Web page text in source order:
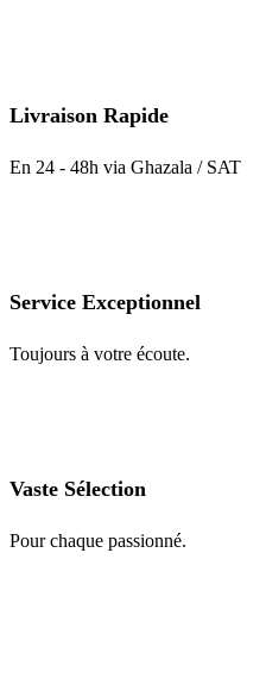
Livraison Rapide
En 24 - 48h via Ghazala / SAT
Service Exceptionnel
Toujours à votre écoute.
Vaste Sélection
Pour chaque passionné.